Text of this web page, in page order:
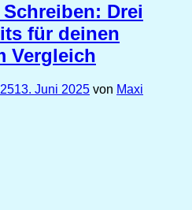
Drei
für deinen
Vergleich
13. Juni 2025 von Maxi